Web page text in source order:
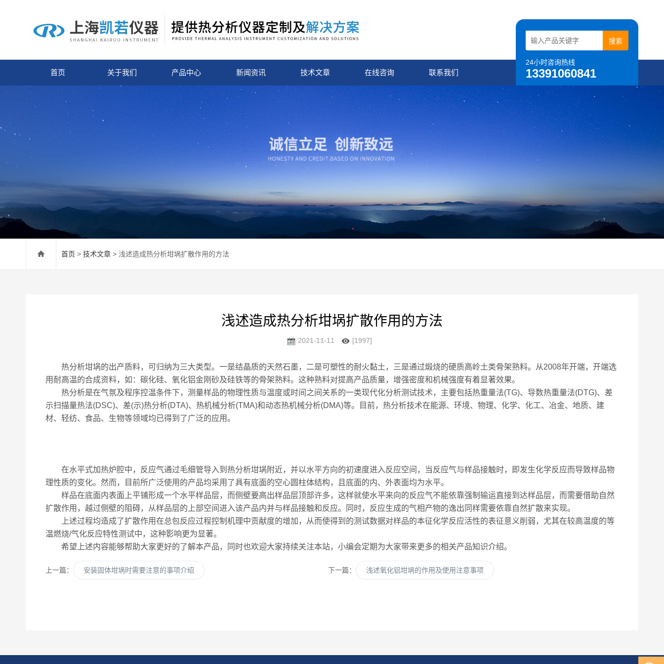
24小时咨询热线
13391060841
首页 关于我们 产品中心 新闻资讯 技术文章 在线咨询 联系我们
首页 > 技术文章 > 浅述造成热分析坩埚扩散作用的方法
浅述造成热分析坩埚扩散作用的方法
2021-11-11 [1997]
热分析坩埚的出产质料，可归纳为三大类型。一是结晶质的天然石墨，二是可塑性的耐火黏土，三是通过煅烧的硬质高岭土类骨架熟料。从2008年开端，开端选
用耐高温的合成资料，如：碳化硅、氧化铝金刚砂及硅铁等的骨架熟料。这种熟料对提高产品质量，增强密度和机械强度有着显著效果。
热分析是在气氛及程序控温条件下，测量样品的物理性质与温度或时间之间关系的一类现代化分析测试技术，主要包括热重量法(TG)、导数热重量法(DTG)、差
示扫描量热法(DSC)、差(示)热分析(DTA)、热机械分析(TMA)和动态热机械分析(DMA)等。目前，热分析技术在能源、环境、物理、化学、化工、冶金、地质、建
材、轻纺、食品、生物等领域均已得到了广泛的应用。
在水平式加热炉腔中，反应气通过毛细管导入到热分析坩埚附近，并以水平方向的初速度进入反应空间，当反应气与样品接触时，即发生化学反应而导致样品物
理性质的变化。然而，目前所广泛使用的产品均采用了具有底面的空心圆柱体结构，且底面的内、外表面均为水平。
样品在底面内表面上平铺形成一个水平样品层，而侧壁要高出样品层顶部许多，这样就使水平来向的反应气不能依靠强制输运直接到达样品层，而需要借助自然
扩散作用，越过侧壁的阻碍，从样品层的上部空间进入该产品内并与样品接触和反应。同时，反应生成的气相产物的逸出同样需要依靠自然扩散来实现。
上述过程均造成了扩散作用在总包反应过程控制机理中贡献度的增加，从而使得到的测试数据对样品的本征化学反应活性的表征意义削弱，尤其在较高温度的等
温燃烧/气化反应特性测试中，这种影响更为显著。
希望上述内容能够帮助大家更好的了解本产品，同时也欢迎大家持续关注本站，小编会定期为大家带来更多的相关产品知识介绍。
上一篇： 安装固体坩埚时需要注意的事项介绍 下一篇： 浅述氧化铝坩埚的作用及使用注意事项